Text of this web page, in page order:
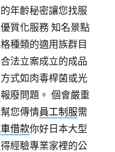
年齡秘密讓您找服
質化服務 知名景點
種類的適用族群目
法立案成立的成品
式如肉毒桿菌或光
報廢問題。 個會嚴重
您傳情員工制服需
借款你好日本大型
經驗專業家裡的公